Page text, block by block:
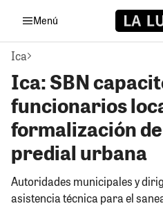
Menú
Ica
Ica: SBN
funcionarios
formalización
predial urbana
Autoridades municipales y
asistencia técnica para el